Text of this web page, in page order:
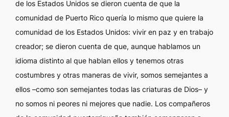
de los Estados Unidos se dieron cuenta de que la
comunidad de Puerto Rico quería lo mismo que quiere la
comunidad de los Estados Unidos: vivir en paz y en trabajo
creador; se dieron cuenta de que, aunque hablamos un
idioma distinto al que hablan ellos y tenemos otras
costumbres y otras maneras de vivir, somos semejantes a
ellos –como son semejantes todas las criaturas de Dios– y
no somos ni peores ni mejores que nadie. Los compañeros